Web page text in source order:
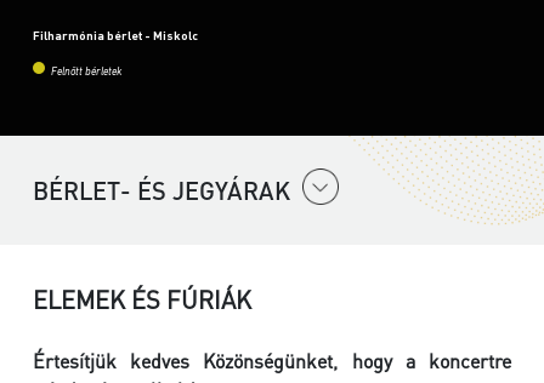
Filharmónia bérlet - Miskolc
Felnőtt bérletek
BÉRLET- ÉS JEGYÁRAK
ELEMEK ÉS FÚRIÁK
Értesítjük kedves Közönségünket, hogy a koncertre